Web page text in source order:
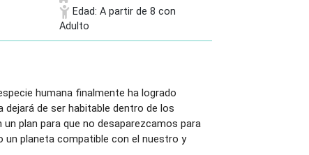
Edad: A partir de 8 con
Adulto
humana finalmente ha logrado
de ser habitable dentro de los
plan para que no desaparezcamos para
un planeta compatible con el nuestro y